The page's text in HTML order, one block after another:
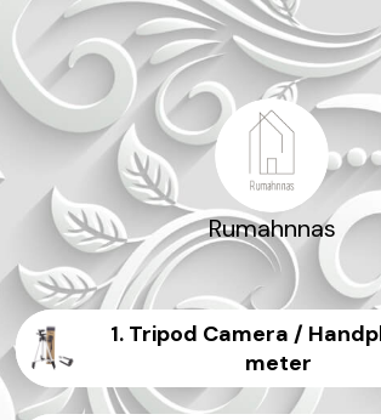
Rumahnnas
1. Tripod Camera /
meter